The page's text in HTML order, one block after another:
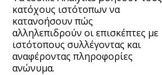
κατόχους ιστότοπων να
κατανοήσουν πώς
αλληλεπιδρούν οι επισκέπτες με
ιστότοπους συλλέγοντας και
αναφέροντας πληροφορίες
ανώνυμα.